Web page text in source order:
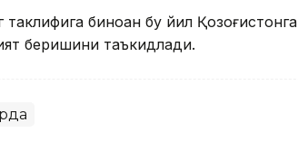
биноан бу йил Қозоғистонга
беришини таъкидлади.